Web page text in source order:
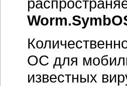
ОС для
известных